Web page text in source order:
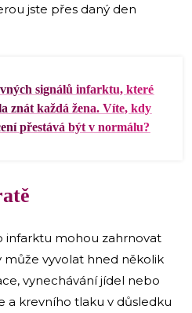
jste přes daný den
signálů infarktu, které
znát každá žena. Víte, kdy
přestává být v normálu?
infarktu mohou zahrnovat
může vyvolat hned několik
vynechávání jídel nebo
a krevního tlaku v důsledku